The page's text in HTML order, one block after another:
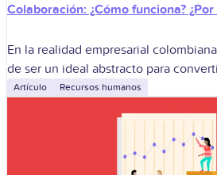
Colaboración: ¿Cómo funciona?
En la realidad empresarial
de ser un ideal abstracto para
imprescindible: es la forma concreta
Artículo Recursos humanos